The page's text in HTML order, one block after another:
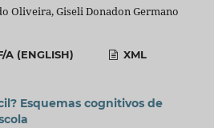
Oliveira, Giseli Donadon Germano
A (ENGLISH) XML
Esquemas cognitivos de